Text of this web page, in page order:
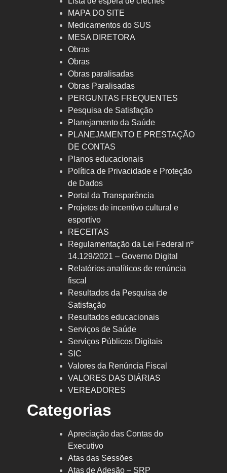
MAPA DO SITE
Medicamentos do SUS
MESA DIRETORA
Obras
Obras
Obras paralisadas
Obras Paralisadas
PERGUNTAS FREQUENTES
Pesquisa de Satisfação
Planejamento da Saúde
PLANEJAMENTO E PRESTAÇÃO
DE CONTAS
Planos educacionais
Política de Privacidade e Proteção
de Dados
Portal da Transparência
Projetos de incentivo cultural e
esportivo
RECEITAS
Regulamentação da Lei Federal nº
14.129/2021 – Governo Digital
Relatórios analíticos de renúncia
fiscal
Resultados da Pesquisa de
Satisfação
Resultados educacionais
Serviços de Saúde
Serviços Públicos Digitais
SIC
Valores da Renúncia Fiscal
VALORES DAS DIÁRIAS
VEREADORES
Categorias
Apreciação das Contas do
Executivo
Atas das Sessões
Atas de Adesão – SRP